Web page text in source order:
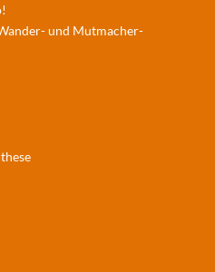
und Mutmacher-